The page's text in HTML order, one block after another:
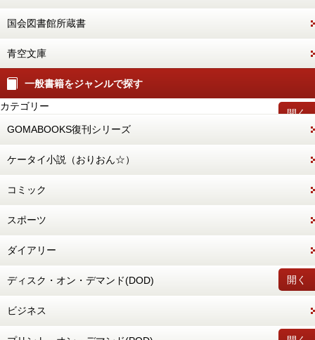
国会図書館所蔵書
青空文庫
一般書籍をジャンルで探す
開く
カテゴリー
GOMABOOKS復刊シリーズ
ケータイ小説（おりおん☆）
コミック
スポーツ
ダイアリー
開く
ディスク・オン・デマンド(DOD)
ビジネス